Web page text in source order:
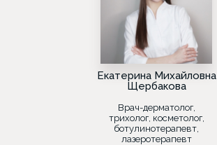
Екатерина Михайловна
Щербакова
Врач-дерматолог,
трихолог, косметолог,
ботулинотерапевт,
лазеротерапевт